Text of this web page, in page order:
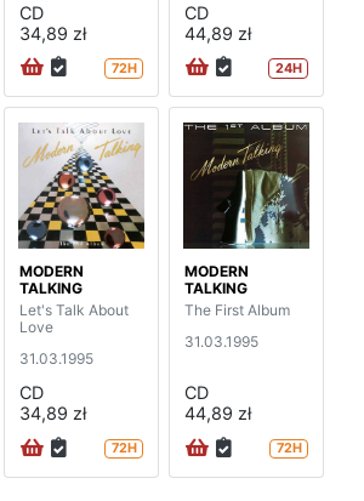
CD
34,89 zł
72H
CD
44,89 zł
24H
MODERN
TALKING
Let's Talk About
Love
31.03.1995
CD
34,89 zł
72H
MODERN
TALKING
The First Album
31.03.1995
CD
44,89 zł
72H